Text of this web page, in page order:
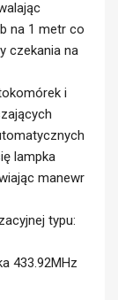
na 1 metr co
czekania na
i
lampka
manewr
typu:
433.92MHz